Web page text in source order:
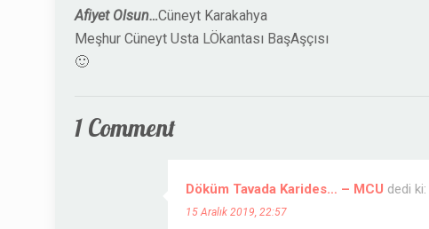
Afiyet Olsun…Cüneyt Karakahya
Meşhur Cüneyt Usta LÖkantası BaşAşçısı
🙂
1 Comment
Döküm Tavada Karides… – MCU dedi ki:
15 Aralık 2019, 22:57